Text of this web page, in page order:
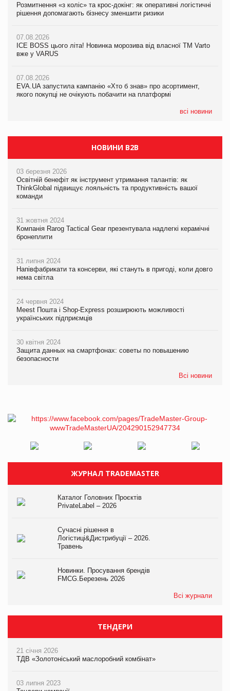
Розмитнення «з коліс» та крос-докінг: як оперативні логістичні
рішення допомагають бізнесу зменшити ризики
07.08.2026
ICE BOSS цього літа! Новинка морозива від власної ТМ Varto
вже у VARUS
07.08.2026
EVA.UA запустила кампанію «Хто б знав» про асортимент,
якого покупці не очікують побачити на платформі
всі новини
Розмитнення «з коліс» та крос-докінг: як оперативні логістичні
рішення допомагають бізнесу зменшити ризики
07.08.2026
ICE BOSS цього літа! Новинка морозива від власної ТМ Varto
вже у VARUS
07.08.2026
EVA.UA запустила кампанію «Хто б знав» про асортимент,
якого покупці не очікують побачити на платформі
Kraft Heinz скоротила збиток у першому півріччі
Продажі Hugo Boss впали на 9%
НОВИНИ B2B
03 березня 2026
Освітній бенефіт як інструмент утримання талантів: як
ThinkGlobal підвищує лояльність та продуктивність вашої
команди
31 жовтня 2024
Компанія Rarog Tactical Gear презентувала надлегкі керамічні
бронеплити
31 липня 2024
Напівфабрикати та консерви, які стануть в пригоді, коли довго
нема світла
24 червня 2024
Meest Пошта і Shop-Express розширюють можливості
українських підприємців
30 квітня 2024
Защита данных на смартфонах: советы по повышению
безопасности
Всі новини
ЖУРНАЛ TRADEMASTER
Каталог Головних Проєктів
PrivateLabel – 2026
Сучасні рішення в
Логістиці&Дистрибуції – 2026.
Травень
Новинки. Просування брендів
FMCG.Березень 2026
Всі журнали
ТЕНДЕРИ
21 січня 2026
ТДВ «Золотоніський маслоробний комбінат»
03 липня 2023